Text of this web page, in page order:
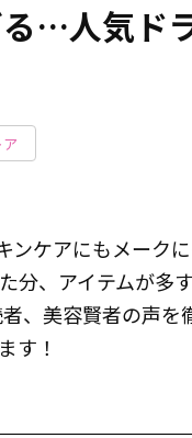
…人気ド
ンケアにもメーク
分、アイテムが多
、美容賢者の声を
す！